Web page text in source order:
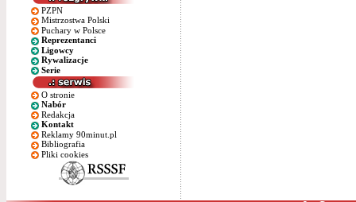
PZPN
Mistrzostwa Polski
Puchary w Polsce
Reprezentanci
Ligowcy
Rywalizacje
Serie
O stronie
Nabór
Redakcja
Kontakt
Reklamy 90minut.pl
Bibliografia
Pliki cookies